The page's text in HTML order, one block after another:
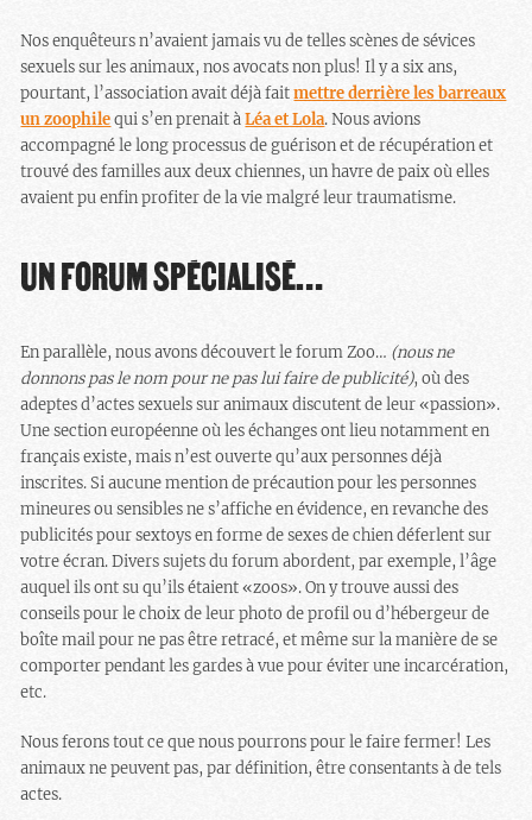
Nos enquêteurs n’avaient jamais vu de telles scènes de sévices
sexuels sur les animaux, nos avocats non plus! Il y a six ans,
pourtant, l’association avait déjà faitmettre derrière les barreaux
un zoophilequi s’en prenait àLéa et Lola. Nous avions
accompagné le long processus de guérison et de récupération et
trouvé des familles aux deux chiennes, un havre de paix où elles
avaient pu enfin profiter de la vie malgré leur traumatisme.
UN FORUM SPÉCIALISÉ…
En parallèle, nous avons découvert le forum Zoo… (nous ne
donnons pas le nom pour ne pas lui faire de publicité), où des
adeptes d’actes sexuels sur animaux discutent de leur «passion».
Une section européenne où les échanges ont lieu notamment en
français existe, mais n’est ouverte qu’aux personnes déjà
inscrites. Si aucune mention de précaution pour les personnes
mineures ou sensibles ne s’affiche en évidence, en revanche des
publicités pour sextoys en forme de sexes de chien déferlent sur
votre écran. Divers sujets du forum abordent, par exemple, l’âge
auquel ils ont su qu’ils étaient «zoos». On y trouve aussi des
conseils pour le choix de leur photo de profil ou d’hébergeur de
boîte mail pour ne pas être retracé, et même sur la manière de se
comporter pendant les gardes à vue pour éviter une incarcération,
etc.
Nous ferons tout ce que nous pourrons pour le faire fermer! Les
animaux ne peuvent pas, par définition, être consentants à de tels
actes.